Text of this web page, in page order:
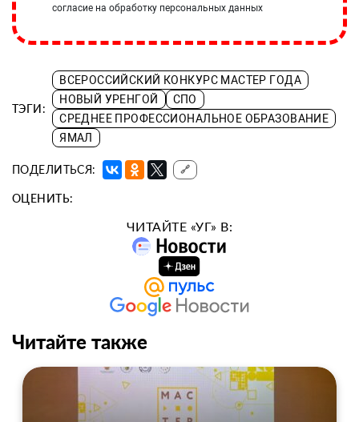
согласие на обработку персональных данных
ТЭГИ:
ВСЕРОССИЙСКИЙ КОНКУРС МАСТЕР ГОДА
НОВЫЙ УРЕНГОЙ
СПО
СРЕДНЕЕ ПРОФЕССИОНАЛЬНОЕ ОБРАЗОВАНИЕ
ЯМАЛ
ПОДЕЛИТЬСЯ: 🔗
ОЦЕНИТЬ:
ЧИТАЙТЕ «УГ» В:
Читайте также